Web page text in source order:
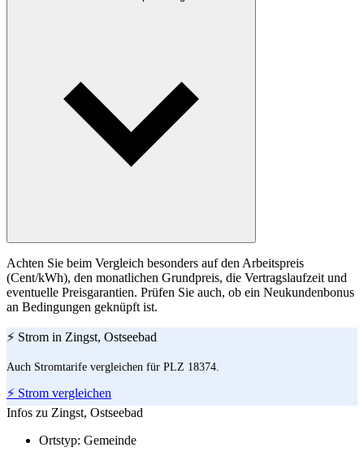
Achten Sie beim Vergleich besonders auf den Arbeitspreis
(Cent/kWh), den monatlichen Grundpreis, die Vertragslaufzeit und
eventuelle Preisgarantien. Prüfen Sie auch, ob ein Neukundenbonus
an Bedingungen geknüpft ist.
⚡ Strom in Zingst, Ostseebad
Auch Stromtarife vergleichen für PLZ 18374.
⚡ Strom vergleichen
Infos zu Zingst, Ostseebad
Ortstyp: Gemeinde